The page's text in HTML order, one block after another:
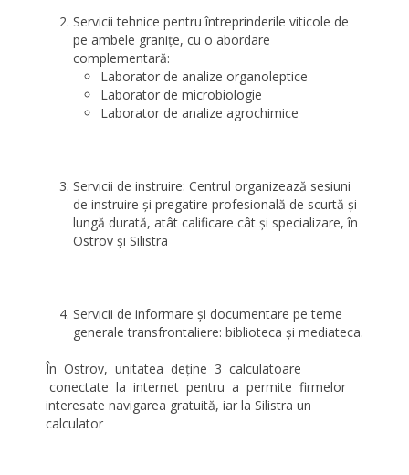
Servicii tehnice pentru întreprinderile viticole de
pe ambele graniţe, cu o abordare
complementară:
Laborator de analize organoleptice
Laborator de microbiologie
Laborator de analize agrochimice
Servicii de instruire: Centrul organizează sesiuni
de instruire şi pregatire profesională de scurtă şi
lungă durată, atât calificare cât şi specializare, în
Ostrov şi Silistra
Servicii de informare şi documentare pe teme
generale transfrontaliere: biblioteca şi mediateca.
În Ostrov, unitatea deţine 3 calculatoare
conectate la internet pentru a permite firmelor
interesate navigarea gratuită, iar la Silistra un
calculator